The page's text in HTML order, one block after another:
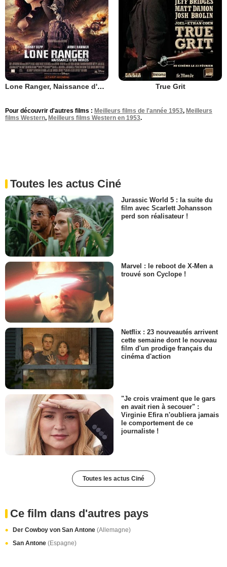
Lone Ranger, Naissance d'un héros True Grit
Pour découvrir d'autres films : Meilleurs films de l'année 1953, Meilleurs
films Western, Meilleurs films Western en 1953.
Toutes les actus Ciné
Jurassic World 5 : la suite du
film avec Scarlett Johansson
perd son réalisateur !
Marvel : le reboot de X-Men a
trouvé son Cyclope !
Netflix : 23 nouveautés arrivent
cette semaine dont le nouveau
film d'un prodige français du
cinéma d'action
"Je crois vraiment que le gars
en avait rien à secouer" :
Virginie Efira n'oubliera jamais
le comportement de ce
journaliste !
Toutes les actus Ciné
Ce film dans d'autres pays
Der Cowboy von San Antone (Allemagne)
San Antone (Espagne)